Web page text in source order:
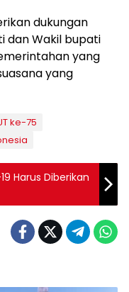
dukungan
dan Wakil bupati
yang
yang
ke-75
Harus Diberikan